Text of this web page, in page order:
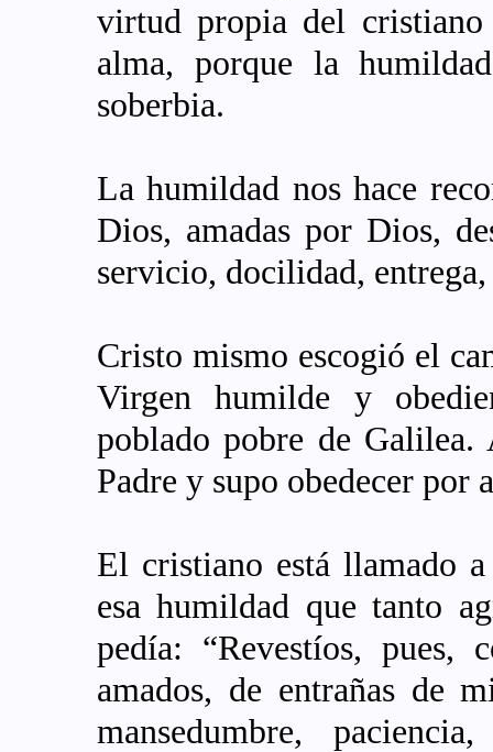
virtud propia del
alma, porque la
soberbia.
La humildad nos hace
Dios, amadas por Dios,
servicio, docilidad,
Cristo mismo escogió el
Virgen humilde y
poblado pobre de
Padre y supo obedecer por
El cristiano está llamado
esa humildad que tanto
pedía: “Revestíos, pues,
amados, de entrañas de
mansedumbre,